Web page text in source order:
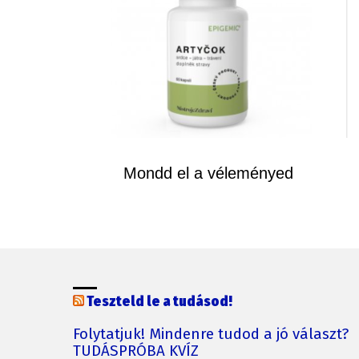
Mondd el a véleményed
Teszteld le a tudásod!
Folytatjuk! Mindenre tudod a jó választ?
TUDÁSPRÓBA KVÍZ